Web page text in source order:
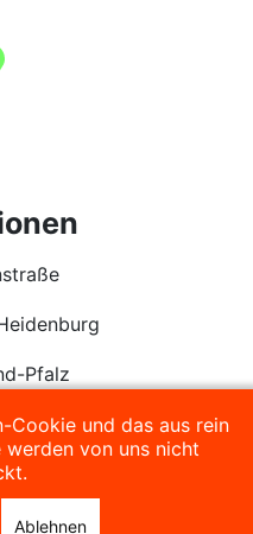
Pfalz
Cookie und das aus rein
werden von uns nicht
Ablehnen